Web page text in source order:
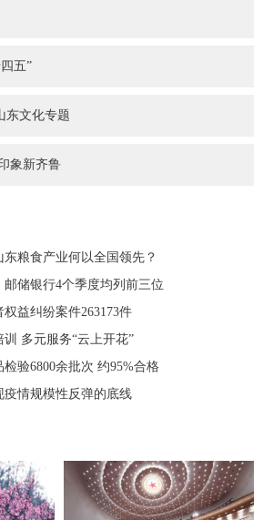
五”
文化专题
象新齐鲁
粮食产业何以全国领先？
储银行4个季度均列前三位
益纠纷案件263173件
多元服务“云上开花”
验6800余批次 约95%合格
情规模性反弹的底线